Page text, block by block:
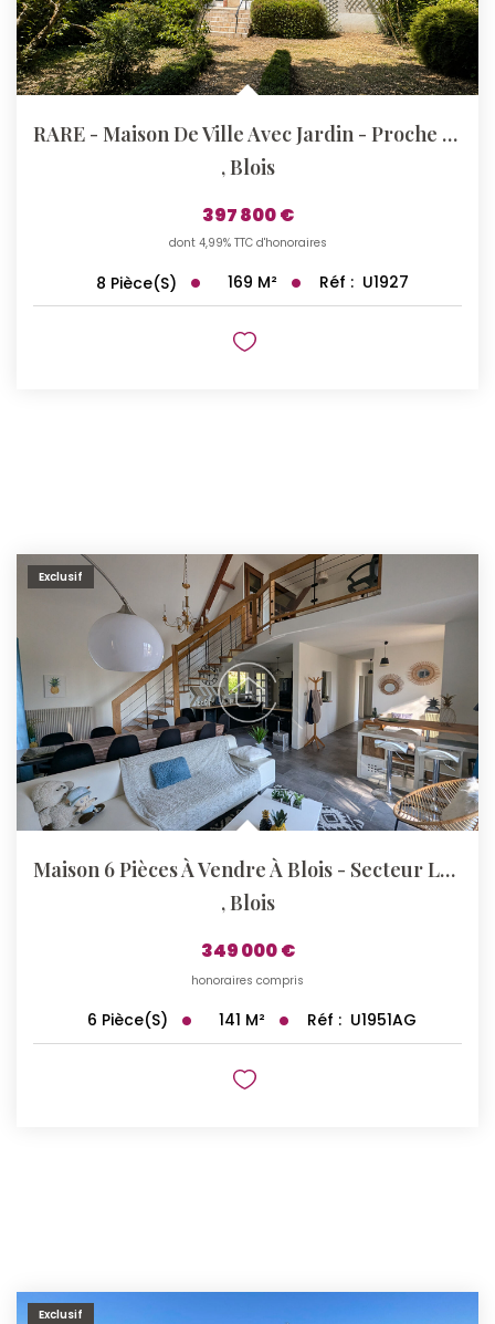
RARE - Maison De Ville Avec Jardin - Proche Centre-Ville
,Blois
397 800 €
dont 4,99% TTC d'honoraires
8 Pièce(s) 169 M² Réf : U1927
Exclusif
Maison 6 Pièces À Vendre À Blois - Secteur Les Grouets
,Blois
349 000 €
honoraires compris
6 Pièce(s) 141 M² Réf : U1951AG
Exclusif